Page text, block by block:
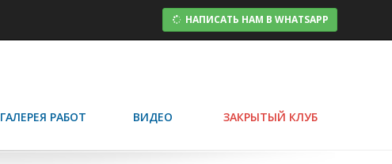
НАПИСАТЬ НАМ В WHATSAPP
ГАЛЕРЕЯ РАБОТ ВИДЕО ЗАКРЫТЫЙ КЛУБ